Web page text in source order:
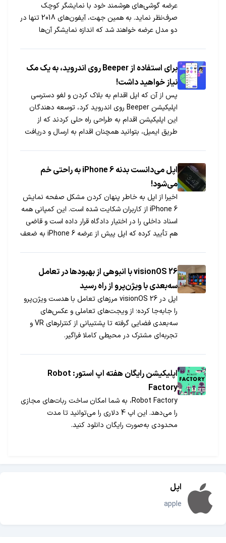
عرضه گوشی‌های هوشمند خود با نمایشگر کوچک
صرف‌نظر نماید. به همین جهت، آیفون‌های 2018 تنها در
دو مدل عرضه خواهند شد که اندازه نمایشگر آن‌ها
برای استفاده از Beeper روی اندروید، به یک مک
نیاز خواهید داشت!
پس از آن که اپل اقدام به بلاک کردن و لغو دسترسی
اپلیکیشن Beeper روی اندروید کرد، توسعه دهندگان
این اپلیکیشن اقدام به طراحی راه حلی کردند که از
طریق ایمیل، بتوانید همچنان اقدام به ارسال و دریافت
اپل می‌دانست بدنه iPhone 6 به راحتی خم
می‌شود!
اخیرا از اپل به خاطر پنهان کردن مشکل صفحه نمایش
iPhone 6 از کاربران شکایت شده است. این کمپانی همه
اسناد داخلی را در اختیار دادگاه قرار داده است و قاضی
هم تأیید کرده که اپل پیش از عرضه iPhone 6 به ضعف
visionOS 26 با انبوهی از بهبودها در تعامل
سه‌بعدی با ویژن‌پرو از راه رسید
اپل در visionOS 26 مرزهای تعامل با هدست ویژن‌پرو
را جابه‌جا کرده؛ از ویجت‌های تعاملی و عکس‌های
سه‌بعدی فضایی گرفته تا پشتیبانی از کنترلرهای VR و
تجربه‌ای مشترک در محیطی کاملا فراگیر.
اپلیکیشن رایگان هفته اپ استور: Robot
Factory
Robot Factory، به شما امکان ساخت ربات‌های مجازی
را می‌دهد. این اپ 4 دلاری را می‌توانید تا مدت
محدودی به‌صورت رایگان دانلود کنید.
اپل
apple